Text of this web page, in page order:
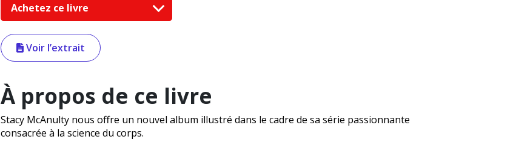
Achetez ce livre
Voir l’extrait
À propos de ce livre
Stacy McAnulty nous offre un nouvel album illustré dans le cadre de sa série passionnante
consacrée à la science du corps.